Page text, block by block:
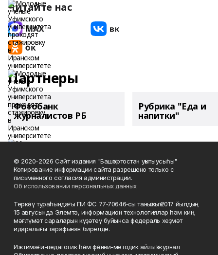
Читайте нас
Партнеры
Фотобанк
журналистов РБ
Рубрика "Еда и
напитки"
© 2020-2026 Сайт издания "Башҡортостан уҡытыусыһы"
Копирование информации сайта разрешено только с
письменного согласия администрации.
Об использовании персональных данных
Теркәү тураһындағы ПИ ФС 77‑70646‑сы таныҡлыҡ 2017 йылдың
15 авгусында Элемтә, информацион технологиялар һәм киң
мәғлүмәт сараларын күҙәтеү буйынса федераль хеҙмәт
идаралығы тарафынан бирелде.
Ижтимағи-педагогик һәм фәнни-методик айлыҡ журнал